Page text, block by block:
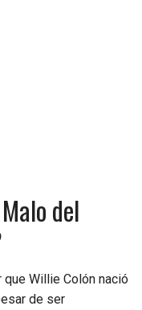
del
que Willie Colón nació
de ser